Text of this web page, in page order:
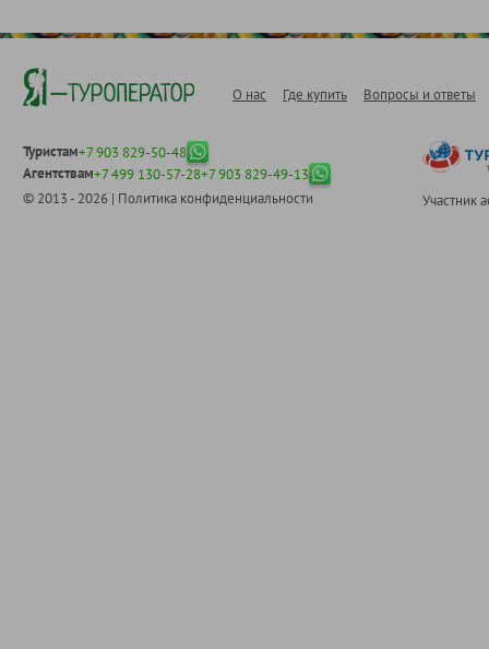
О нас Где купить Вопросы и ответы
Туристам+7 903 829-50-48
Агентствам+7 499 130-57-28+7 903 829-49-13
© 2013 - 2026 | Политика конфиденциальности Участник